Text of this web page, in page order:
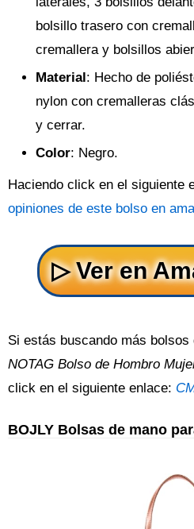
bolsillo trasero con
cremallera y bolsillos
Material: Hecho de
nylon con cremalleras
y cerrar.
Color: Negro.
Haciendo click en el siguiente
opiniones de este bolso en
Si estás buscando más
NOTAG Bolso de Hombro
click en el siguiente enlace:
BOJLY Bolsas de mano